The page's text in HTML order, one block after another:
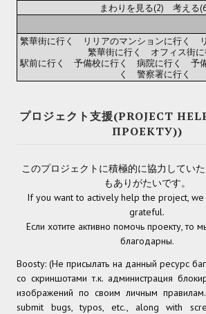
Sea Dogs - City of Abandoned Ships
Sea Dogs Remaster Fan Edition
Новости Архив
МОДЫ ДЛЯ ИГР
Патчи
Mass Effect 2
Mass Effect 3
まわりを見る(2) 考える
繁華街に行く リリアのマンションに行く
繁華街に行く オフィス街に
駅前に行く 予備校に行く 病院に行く 予
く 警察署に行く
プロジェクト支援(PROJECT
ПРОЕКТУ))
このプロジェクトに積極的に協力してい
もありがたいです。
If you want to actively help the project,
grateful.
Если хотите активно помочь проекту, то
благодарны.
Boosty: (Не присылать на данный ресурс
со скриншотами т.к. администрация
изображений по своим личным
submit bugs, typos, etc., along with